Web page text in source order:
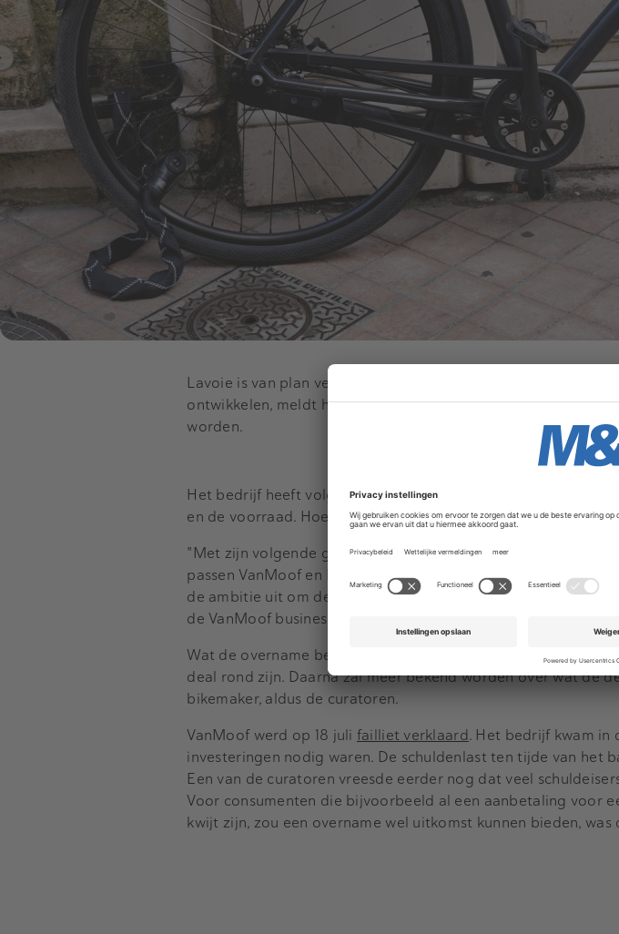
Lavoie is van plan verder te groeien door de overname en
ontwikkelen, meldt het bedrijf in een verklaring. Lavoie
worden.
Advertentie
Het bedrijf heeft volgens de curatoren ingestemd met de
en de voorraad. Hoeveel geld met de deal gemoeid is, is niet
"Met zijn volgende generatie e-bikes, slimme technologie,
passen VanMoof en Lavoie perfect bij elkaar", vindt topman
de ambitie uit om de 190.000 klanten die VanMoof
de VanMoof business stabiliseren en efficiënt laten groeien".
Wat de overname betekent voor de klanten van VanMoof is
deal rond zijn. Daarna zal meer bekend worden over wat de
bikemaker, aldus de curatoren.
VanMoof werd op 18 juli failliet verklaard. Het bedrijf kwam
investeringen nodig waren. De schuldenlast ten tijde van het
Een van de curatoren vreesde eerder nog dat veel
Voor consumenten die bijvoorbeeld al een aanbetaling voor
kwijt zijn, zou een overname wel uitkomst kunnen bieden, was